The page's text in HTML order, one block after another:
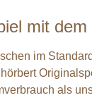
mit
im
als